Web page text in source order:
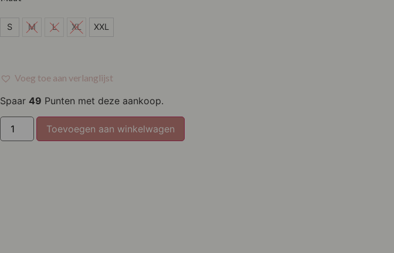
S
S M L XL XXL
Voeg toe aan verlanglijst
Spaar 49 Punten met deze aankoop.
Toevoegen aan winkelwagen